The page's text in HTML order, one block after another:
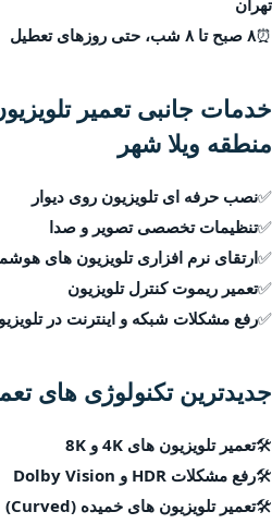
تهران
⏰۸ صبح تا ۸ شب، حتی روزهای تعطیل
خدمات جانبی تعمیر
منطقه ویلا شهر
✅نصب حرفه ای تلویزیون روی دیوار
✅تنظیمات تخصصی تصویر و صدا
✅ارتقای نرم افزاری تلویزیون های
✅تعمیر ریموت کنترل تلویزیون
✅رفع مشکلات شبکه و اینترنت در
جدیدترین تکنولوژی های
🛠تعمیر تلویزیون های 4K و 8K
🛠رفع مشکلات HDR و Dolby Vision
🛠تعمیر تلویزیون های خمیده (Curved)